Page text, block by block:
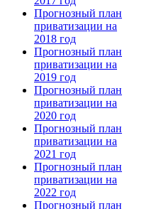
Прогнозный план
приватизации на
2018 год
Прогнозный план
приватизации на
2019 год
Прогнозный план
приватизации на
2020 год
Прогнозный план
приватизации на
2021 год
Прогнозный план
приватизации на
2022 год
Прогнозный план